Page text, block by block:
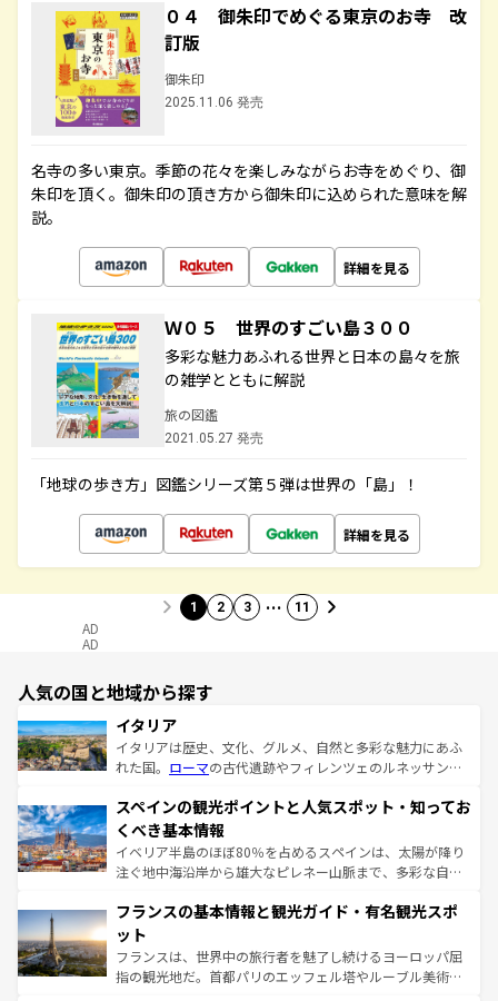
０４ 御朱印でめぐる東京のお寺 改
訂版
御朱印
2025.11.06 発売
名寺の多い東京。季節の花々を楽しみながらお寺をめぐり、御
朱印を頂く。御朱印の頂き方から御朱印に込められた意味を解
説。
詳細を見る
Ｗ０５ 世界のすごい島３００
多彩な魅力あふれる世界と日本の島々を旅
の雑学とともに解説
旅の図鑑
2021.05.27 発売
「地球の歩き方」図鑑シリーズ第５弾は世界の「島」！
詳細を見る
1 2 3 … 11
AD
AD
人気の国と地域から探す
イタリア
イタリアは歴史、文化、グルメ、自然と多彩な魅力にあふ
れた国。 ローマの古代遺跡やフィレンツェのルネッサンス
ろん、トスカーナの美しい田園風景やアマルフィ海岸の絶
景など、自然景観も見逃せない。観光の合間には、本場の
ピザやパスタなど、絶品のイタリア料理を堪能することも
できる。朝目覚めてから夜眠るまで、すべての瞬間を楽し
なお、新着のイタリア情報はコンテンツ一覧を参照してほ
しい。
スペインの観光ポイントと人気スポット・知ってお
くべき基本情報
イベリア半島のほぼ80％を占めるスペインは、太陽が降り
注ぐ地中海沿岸から雄大なピレネー山脈まで、多彩な自然
文化が根付くこの国では、情熱的なフラメンコ、熱気あふ
れる闘牛、そして美味しいタパスが生活の一部となってい
る。首都マドリードの洗練された雰囲気や、バルセロナの
アートに溢れた街角から、地方では古代ローマ遺跡や中世
フランスの基本情報と観光ガイド・有名観光スポ
ット
フランスは、世界中の旅行者を魅了し続けるヨーロッパ屈
指の観光地だ。首都パリのエッフェル塔やルーブル美術館